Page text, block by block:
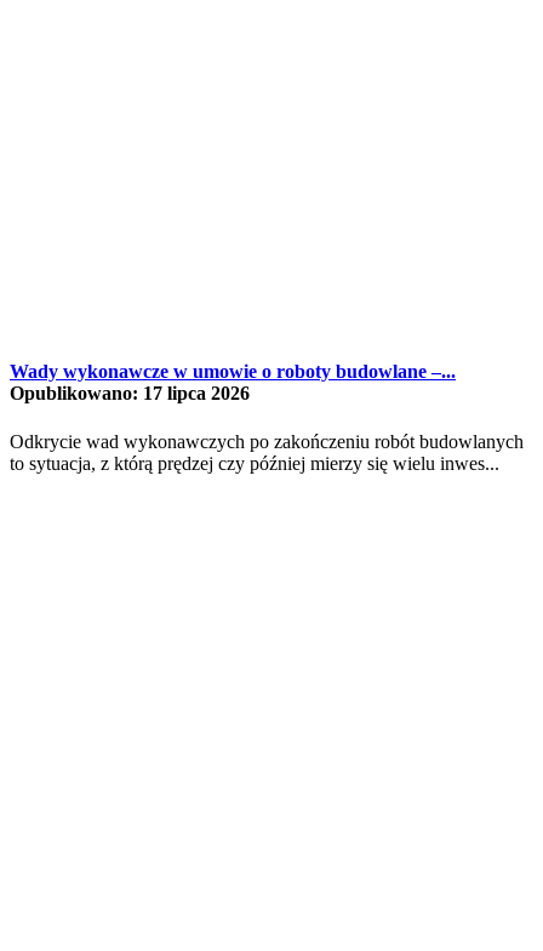
Wady wykonawcze w umowie o roboty budowlane –...
Opublikowano: 17 lipca 2026
Odkrycie wad wykonawczych po zakończeniu robót budowlanych
to sytuacja, z którą prędzej czy później mierzy się wielu inwes...